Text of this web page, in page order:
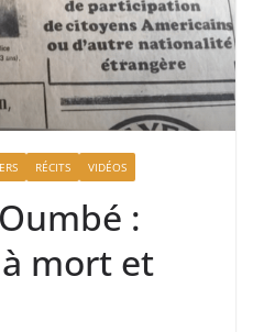
RÉCITS VIDÉOS
:
mort et